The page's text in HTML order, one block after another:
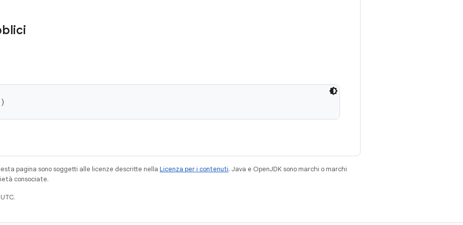
pagina sono soggetti alle licenze descritte nella Licenza per i contenuti. Java e OpenJDK sono marchi o marchi
consociate.